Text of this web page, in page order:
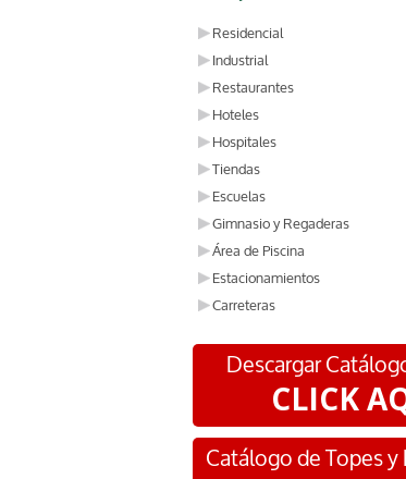
Residencial
Industrial
Restaurantes
Hoteles
Hospitales
Tiendas
Escuelas
Gimnasio y Regaderas
Área de Piscina
Estacionamientos
Carreteras
Descargar
CLICK
Catálogo de Topes